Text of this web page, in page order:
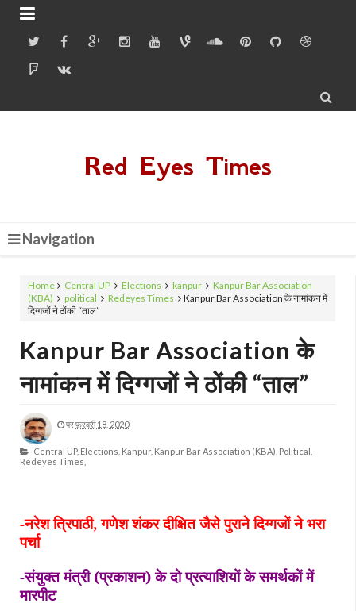


Red Eyes Times
Navigation
Home Central UP Elections kanpur
Kanpur Bar Association
(KBA)
political Redeyes Times
Kanpur Bar Association के नामांकन में
दिग्गजों ने ठोंकी “ताल”
Kanpur Bar Association के
नामांकन में दिग्गजों ने ठोंकी “ताल”
परफ़रवरी 18, 2020
Central UP, Elections, Kanpur, Kanpur Bar Association (KBA), Political,
Redeyes Times,
-नरेश त्रिपाठी, गणेश शंकर दीक्षित जैसे पुराने दिग्गजों ने भरा
पर्चा
-संयुक्त मंत्री (प्रकाशन) के दो प्रत्याशियों के समर्थकों में
मारपीट